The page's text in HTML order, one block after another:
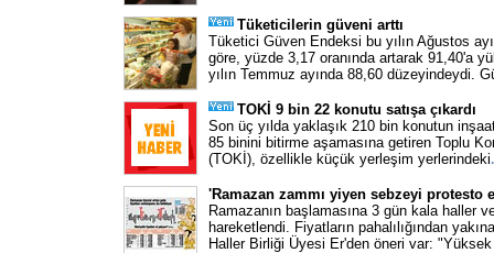
Tüketicilerin güveni arttı
Tüketici Güven Endeksi bu yılın Ağustos
göre, yüzde 3,17 oranında artarak 91,40'a
yılın Temmuz ayında 88,60 düzeyindeydi.
TOKİ 9 bin 22 konutu satışa çıkardı
Son üç yılda yaklaşık 210 bin konutun
85 binini bitirme aşamasına getiren Toplu
(TOKİ), özellikle küçük yerleşim yerlerindeki
'Ramazan zammı yiyen sebzeyi protesto
Ramazanın başlamasına 3 gün kala haller
hareketlendi. Fiyatların pahalılığından
Haller Birliği Üyesi Er'den öneri var: